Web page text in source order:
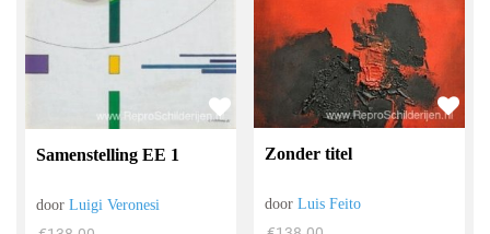
Samenstelling EE 1
doorLuigi Veronesi
Zonder titel
doorLuis Feito